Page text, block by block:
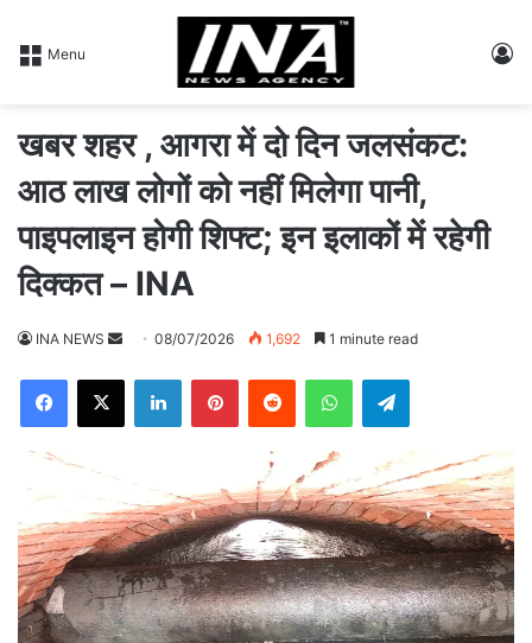
Menu
खबर शहर , आगरा में दो दिन जलसंकट:
आठ लाख लोगों को नहीं मिलेगा पानी,
पाइपलाइन होगी शिफ्ट; इन इलाकों में रहेगी
दिक्कत – INA
INA NEWS
d
e
m
a
i
l
08/07/2026 1,692 1 minute read